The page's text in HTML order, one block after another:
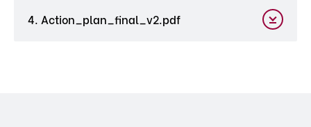
4. Action_plan_final_v2.pdf